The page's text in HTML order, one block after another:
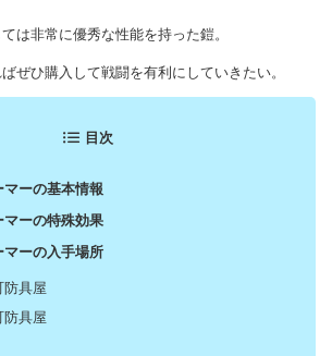
は非常に優秀な性能を持った鎧。
ぜひ購入して戦闘を有利にしていきたい。
目次
ーの基本情報
マーの特殊効果
マーの入手場所
防具屋
防具屋